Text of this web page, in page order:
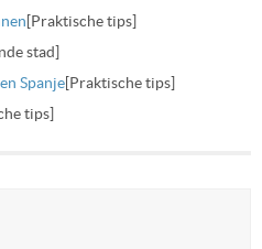
[Praktische tips]
stad]
Spanje[Praktische tips]
tips]